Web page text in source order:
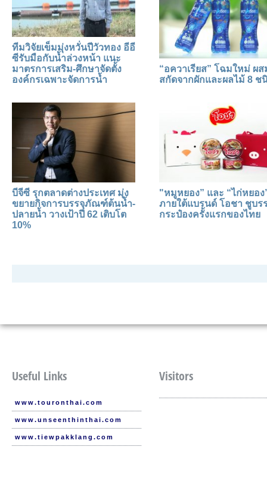
ทีมวิจัยเข็มมุ่งหวั่นปีวัวทอง อีอี
ซีรับมือกับน้ำล่วงหน้า แนะ
มาตรการเสริม-ศึกษาจัดตั้ง
องค์กรเฉพาะจัดการน้ำ
บีจีซี รุกตลาดต่างประเทศ มุ่ง
ขยายกิจการบรรจุภัณฑ์ต้นน้ำ-
ปลายน้ำ วางเป้าปี 62 เติบโต
10%
“อควาเรียส” โฉมใหม่ ผ
สกัดจากผักและผลไม้ 8 ช
"หมูหยอง” และ “ไก่หยอง
ภายใต้แบรนด์ โอชา ชูบร
กระป๋องครั้งแรกของไทย
Useful Links
www.touronthai.com
www.unseenthinthai.com
www.tiewpakklang.com
Visitors